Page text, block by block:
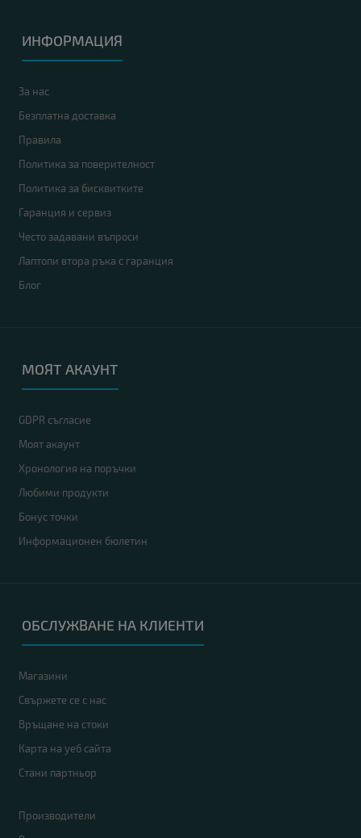
ИНФОРМАЦИЯ
За нас
Безплатна доставка
Правила
Политика за поверителност
Политика за бисквитките
Гаранция и сервиз
Често задавани въпроси
Лаптопи втора ръка с гаранция
Блог
МОЯТ АКАУНТ
GDPR съгласие
Моят акаунт
Хронология на поръчки
Любими продукти
Бонус точки
Информационен бюлетин
ОБСЛУЖВАНЕ НА КЛИЕНТИ
Магазини
Свържете се с нас
Връщане на стоки
Карта на уеб сайта
Стани партньор
Производители